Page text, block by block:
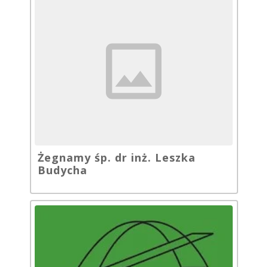
Żegnamy śp. dr inż. Leszka
Budycha